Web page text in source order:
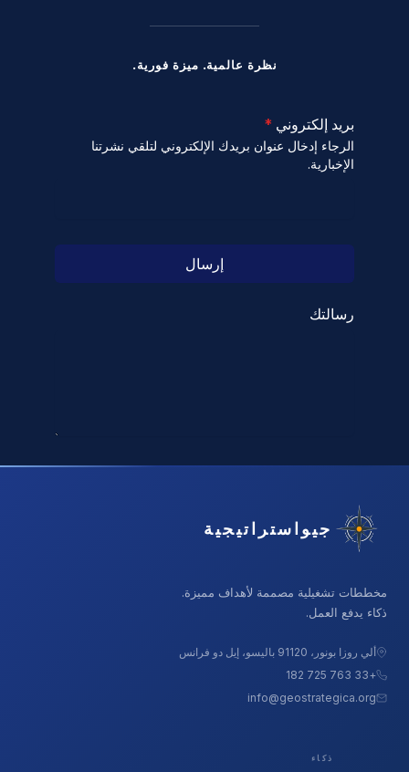
نظرة عالمية. ميزة فورية.
بريد إلكتروني *
الرجاء إدخال عنوان بريدك الإلكتروني لتلقي نشرتنا
الإخبارية.
إرسال
رسالتك
جيواستراتيجية
مخططات تشغيلية مصممة لأهداف مميزة.
ذكاء يدفع العمل.
ألي روزا بونور، 91120 باليسو، إيل دو فرانس
+33 763 725 182
info@geostrategica.org
ذكاء